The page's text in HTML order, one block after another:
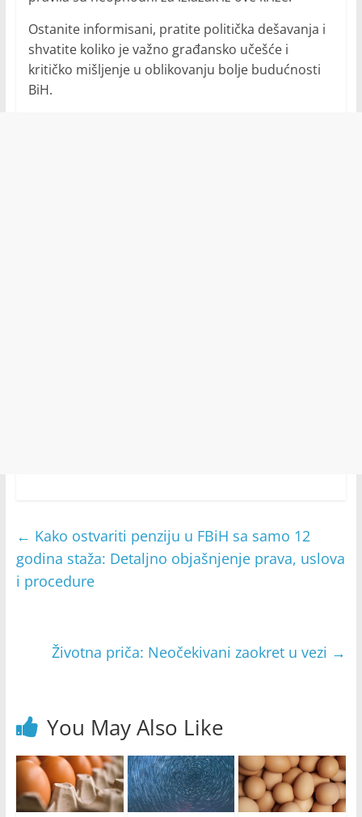
Ostanite informisani, pratite politička dešavanja i
shvatite koliko je važno građansko učešće i
kritičko mišljenje u oblikovanju bolje budućnosti
BiH.
← Kako ostvariti penziju u FBiH sa samo 12
godina staža: Detaljno objašnjenje prava, uslova
i procedure
Životna priča: Neočekivani zaokret u vezi →
You May Also Like